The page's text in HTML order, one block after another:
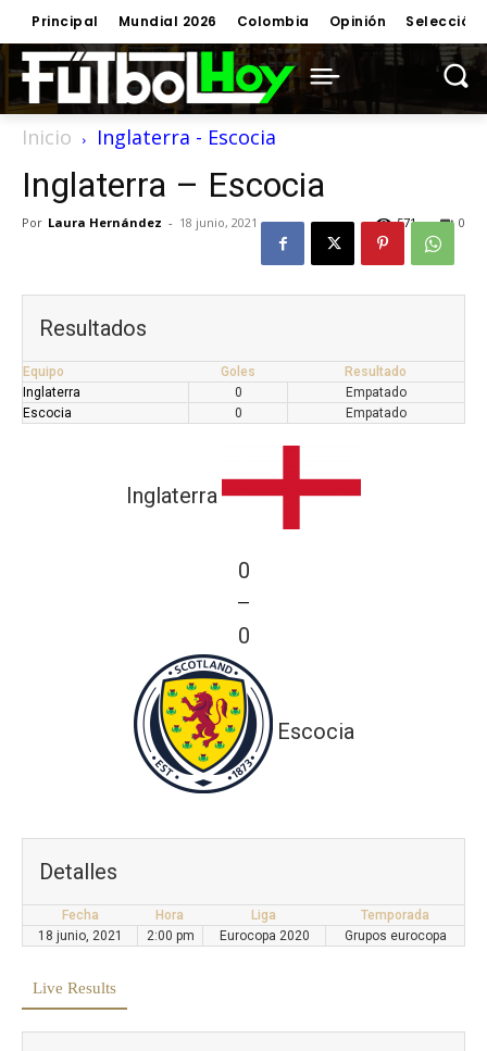
Principal Mundial 2026 Colombia Opinión Selección
Inicio Inglaterra - Escocia
Inglaterra – Escocia
Por Laura Hernández - 18 junio, 2021 0
571
Resultados
Equipo Goles
Resultado
Inglaterra
0
Empatado
Escocia
0 Empatado
Inglaterra
0
—
0
Escocia
Detalles
Fecha Hora Liga
Temporada
18 junio, 2021
2:00 pm Eurocopa 2020 Grupos eurocopa
Live Results